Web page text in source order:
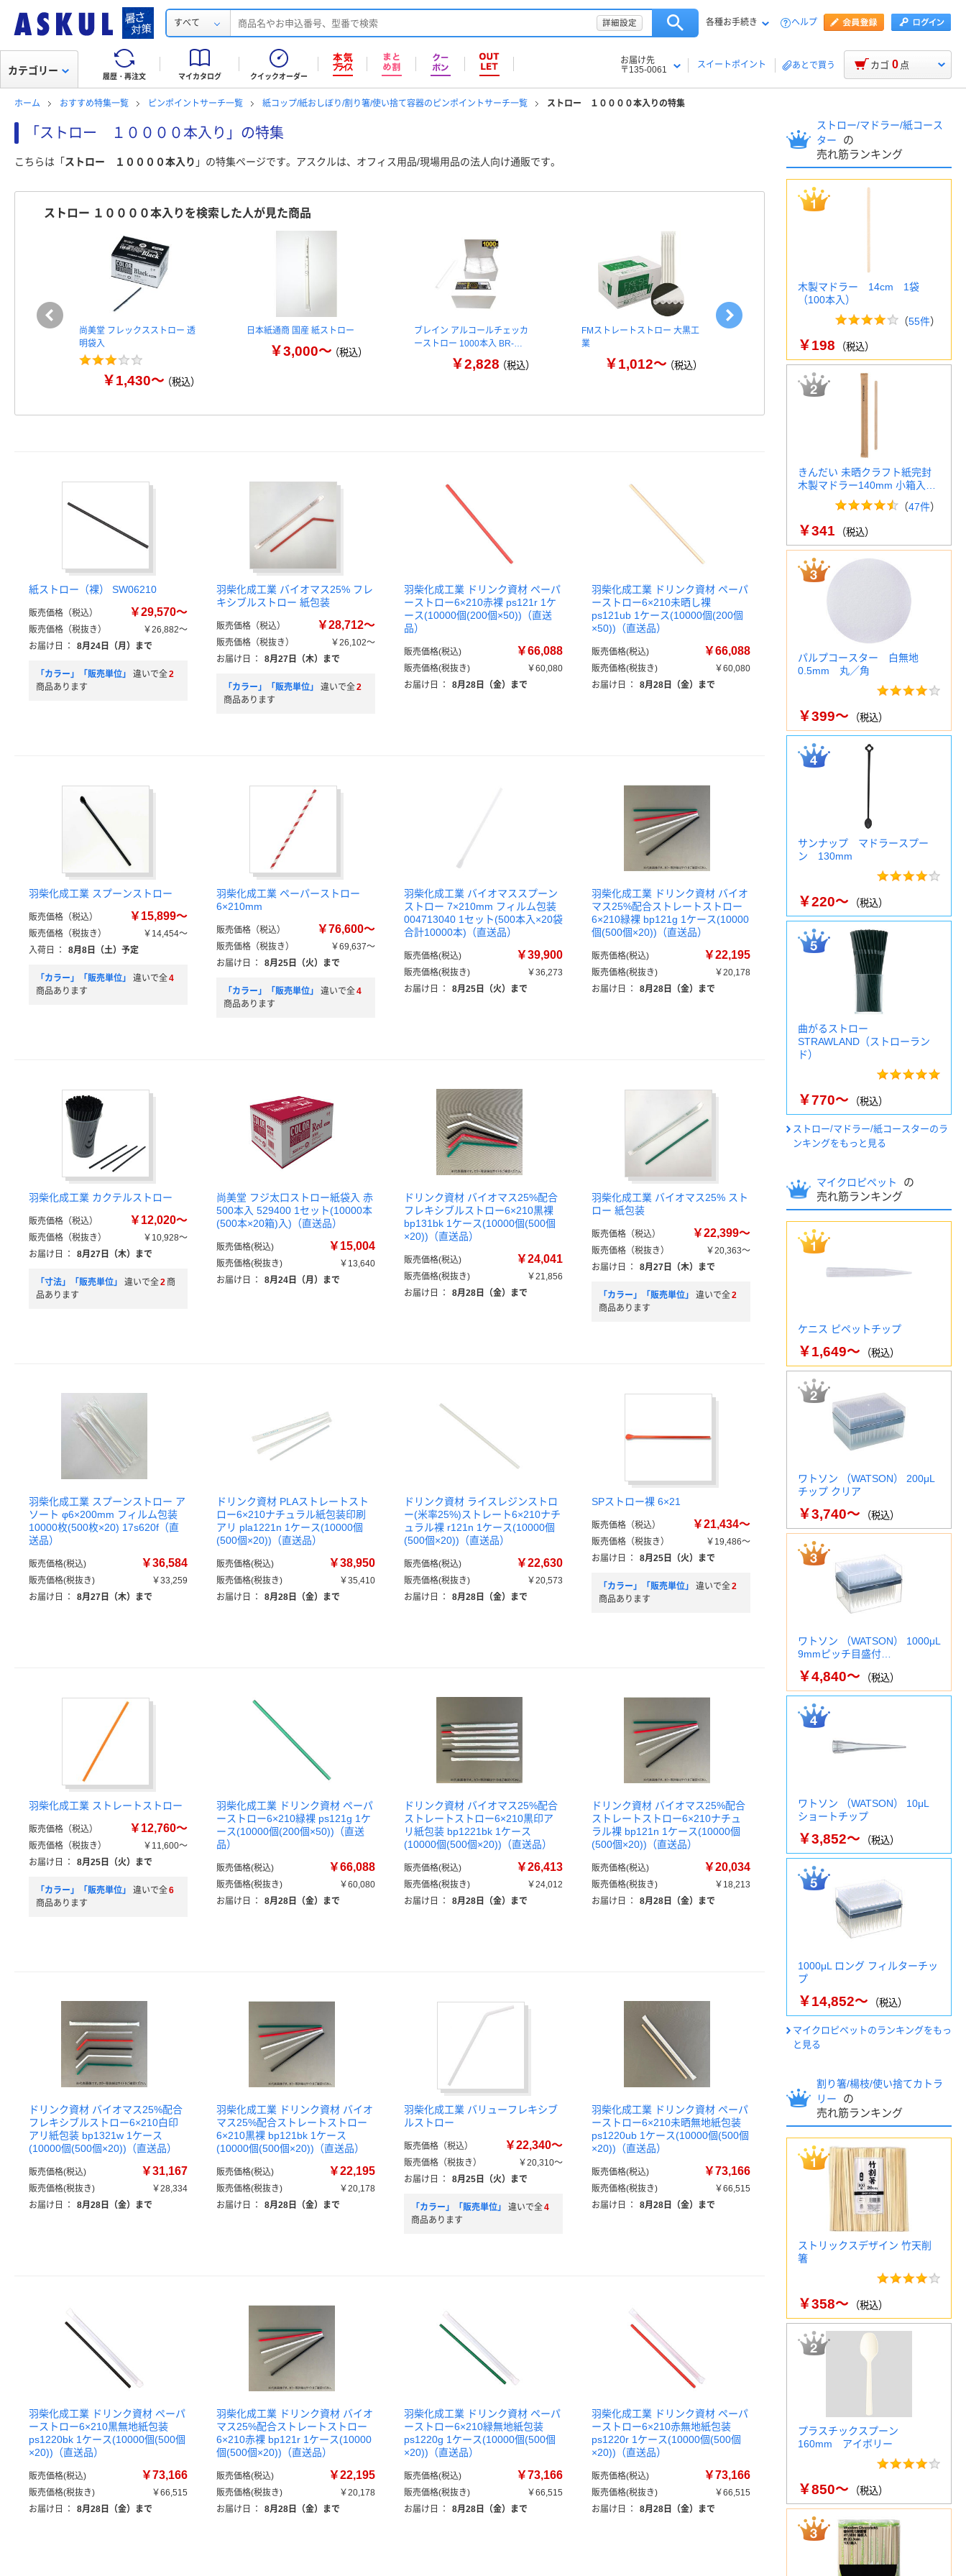
すべて 詳細設定 各種お手続き ヘルプ
履歴・再注文 マイカタログ クイックオーダー
お届け先
〒135-0061
スイートポイント あとで買う
カテゴリー カゴ 0 点
ホーム おすすめ特集一覧 ピンポイントサーチ一覧 紙コップ/紙おしぼり/割り箸/使い捨て容器のピンポイントサーチ一覧 ストロー １００００本入りの特集
「ストロー １００００本入り」の特集
こちらは「 ストロー １００００本入り 」の特集ページです。アスクルは、オフィス用品/現場用品の法人向け通販です。
ストロー １００００本入りを検索した人が見た商品
尚美堂 フレックスストロー 透
明袋入
￥1,430～（税込）
日本紙通商 国産 紙ストロー
￥3,000～（税込）
ブレイン アルコールチェッカ
ーストロー 1000本入 BR-…
￥2,828（税込）
FMストレートストロー 大黒工
業
￥1,012～（税込）
￥746～ （税込）
紙ストロー（裸） SW06210
販売価格（税込） ￥29,570～
販売価格（税抜き）
￥26,882～
お届け日
： 8月24日（月）まで
「カラー」「販売単位」 違いで全2
商品あります
羽柴化成工業 バイオマス25% フレ
キシブルストロー 紙包装
販売価格（税込） ￥28,712～
販売価格（税抜き）
￥26,102～
お届け日
： 8月27日（木）まで
「カラー」「販売単位」 違いで全2
商品あります
羽柴化成工業 ドリンク資材 ペーパ
ーストロー6×210赤裸 ps121r 1ケ
ース(10000個(200個×50))（直送
品）
販売価格(税込) ￥66,088
販売価格(税抜き)
￥60,080
お届け日
： 8月28日（金）まで
羽柴化成工業 ドリンク資材 ペーパ
ーストロー6×210未晒し裸
ps121ub 1ケース(10000個(200個
×50))（直送品）
販売価格(税込) ￥66,088
販売価格(税抜き)
￥60,080
お届け日
： 8月28日（金）まで
羽柴化成工業 スプーンストロー
販売価格（税込） ￥15,899～
販売価格（税抜き）
￥14,454～
入荷日
： 8月8日（土）予定
「カラー」「販売単位」 違いで全4
商品あります
羽柴化成工業 ペーパーストロー
6×210mm
販売価格（税込） ￥76,600～
販売価格（税抜き）
￥69,637～
お届け日
： 8月25日（火）まで
「カラー」「販売単位」 違いで全4
商品あります
羽柴化成工業 バイオマススプーン
ストロー 7×210mm フィルム包装
004713040 1セット(500本入×20袋
合計10000本)（直送品）
販売価格(税込) ￥39,900
販売価格(税抜き)
￥36,273
お届け日
： 8月25日（火）まで
羽柴化成工業 ドリンク資材 バイオ
マス25%配合ストレートストロー
6×210緑裸 bp121g 1ケース(10000
個(500個×20))（直送品）
販売価格(税込) ￥22,195
販売価格(税抜き)
￥20,178
お届け日
： 8月28日（金）まで
羽柴化成工業 カクテルストロー
販売価格（税込） ￥12,020～
販売価格（税抜き）
￥10,928～
お届け日
： 8月27日（木）まで
「寸法」「販売単位」 違いで全2 商
品あります
尚美堂 フジ太口ストロー紙袋入 赤
500本入 529400 1セット(10000本
(500本×20箱)入)（直送品）
販売価格(税込) ￥15,004
販売価格(税抜き)
￥13,640
お届け日
： 8月24日（月）まで
ドリンク資材 バイオマス25%配合
フレキシブルストロー6×210黒裸
bp131bk 1ケース(10000個(500個
×20))（直送品）
販売価格(税込) ￥24,041
販売価格(税抜き)
￥21,856
お届け日
： 8月28日（金）まで
羽柴化成工業 バイオマス25% スト
ロー 紙包装
販売価格（税込） ￥22,399～
販売価格（税抜き）
￥20,363～
お届け日
： 8月27日（木）まで
「カラー」「販売単位」 違いで全2
商品あります
羽柴化成工業 スプーンストロー ア
ソート φ6×200mm フィルム包装
10000枚(500枚×20) 17s620f（直
送品）
販売価格(税込) ￥36,584
販売価格(税抜き)
￥33,259
お届け日
： 8月27日（木）まで
ドリンク資材 PLAストレートスト
ロー6×210ナチュラル紙包装印刷
アリ pla1221n 1ケース(10000個
(500個×20))（直送品）
販売価格(税込) ￥38,950
販売価格(税抜き)
￥35,410
お届け日
： 8月28日（金）まで
ドリンク資材 ライスレジンストロ
ー(米率25%)ストレート6×210ナチ
ュラル裸 r121n 1ケース(10000個
(500個×20))（直送品）
販売価格(税込) ￥22,630
販売価格(税抜き)
￥20,573
お届け日
： 8月28日（金）まで
SPストロー裸 6×21
販売価格（税込） ￥21,434～
販売価格（税抜き）
￥19,486～
お届け日
： 8月25日（火）まで
「カラー」「販売単位」 違いで全2
商品あります
羽柴化成工業 ストレートストロー
販売価格（税込） ￥12,760～
販売価格（税抜き）
￥11,600～
お届け日
： 8月25日（火）まで
「カラー」「販売単位」 違いで全6
商品あります
羽柴化成工業 ドリンク資材 ペーパ
ーストロー6×210緑裸 ps121g 1ケ
ース(10000個(200個×50))（直送
品）
販売価格(税込) ￥66,088
販売価格(税抜き)
￥60,080
お届け日
： 8月28日（金）まで
ドリンク資材 バイオマス25%配合
ストレートストロー6×210黒印ア
リ紙包装 bp1221bk 1ケース
(10000個(500個×20))（直送品）
販売価格(税込) ￥26,413
販売価格(税抜き)
￥24,012
お届け日
： 8月28日（金）まで
ドリンク資材 バイオマス25%配合
ストレートストロー6×210ナチュ
ラル裸 bp121n 1ケース(10000個
(500個×20))（直送品）
販売価格(税込) ￥20,034
販売価格(税抜き)
￥18,213
お届け日
： 8月28日（金）まで
ドリンク資材 バイオマス25%配合
フレキシブルストロー6×210白印
アリ紙包装 bp1321w 1ケース
(10000個(500個×20))（直送品）
販売価格(税込) ￥31,167
販売価格(税抜き)
￥28,334
お届け日
： 8月28日（金）まで
羽柴化成工業 ドリンク資材 バイオ
マス25%配合ストレートストロー
6×210黒裸 bp121bk 1ケース
(10000個(500個×20))（直送品）
販売価格(税込) ￥22,195
販売価格(税抜き)
￥20,178
お届け日
： 8月28日（金）まで
羽柴化成工業 バリューフレキシブ
ルストロー
販売価格（税込） ￥22,340～
販売価格（税抜き）
￥20,310～
お届け日
： 8月25日（火）まで
「カラー」「販売単位」 違いで全4
商品あります
羽柴化成工業 ドリンク資材 ペーパ
ーストロー6×210未晒無地紙包装
ps1220ub 1ケース(10000個(500個
×20))（直送品）
販売価格(税込) ￥73,166
販売価格(税抜き)
￥66,515
お届け日
： 8月28日（金）まで
羽柴化成工業 ドリンク資材 ペーパ
ーストロー6×210黒無地紙包装
ps1220bk 1ケース(10000個(500個
×20))（直送品）
販売価格(税込) ￥73,166
販売価格(税抜き)
￥66,515
お届け日
： 8月28日（金）まで
羽柴化成工業 ドリンク資材 バイオ
マス25%配合ストレートストロー
6×210赤裸 bp121r 1ケース(10000
個(500個×20))（直送品）
販売価格(税込) ￥22,195
販売価格(税抜き)
￥20,178
お届け日
： 8月28日（金）まで
羽柴化成工業 ドリンク資材 ペーパ
ーストロー6×210緑無地紙包装
ps1220g 1ケース(10000個(500個
×20))（直送品）
販売価格(税込) ￥73,166
販売価格(税抜き)
￥66,515
お届け日
： 8月28日（金）まで
羽柴化成工業 ドリンク資材 ペーパ
ーストロー6×210赤無地紙包装
ps1220r 1ケース(10000個(500個
×20))（直送品）
販売価格(税込) ￥73,166
販売価格(税抜き)
￥66,515
お届け日
： 8月28日（金）まで
ストロー/マドラー/紙コース
ター
の
売れ筋ランキング
木製マドラー 14cm 1袋
（100本入）
（55件）
￥198 （税込）
きんだい 未晒クラフト紙完封
木製マドラー140mm 小箱入…
（47件）
￥341 （税込）
パルプコースター 白無地
0.5mm 丸／角
￥399～ （税込）
サンナップ マドラースプー
ン 130mm
￥220～ （税込）
曲がるストロー
STRAWLAND（ストローラン
ド）
￥770～ （税込）
ストロー/マドラー/紙コースターのラ
ンキングをもっと見る
マイクロピペット
の
売れ筋ランキング
ケニス ピペットチップ
￥1,649～ （税込）
ワトソン （WATSON） 200μL
チップ クリア
￥3,740～ （税込）
ワトソン （WATSON） 1000μL
9mmピッチ目盛付…
￥4,840～ （税込）
ワトソン （WATSON） 10μL
ショートチップ
￥3,852～ （税込）
1000μL ロング フィルターチッ
プ
￥14,852～ （税込）
マイクロピペットのランキングをもっ
と見る
割り箸/楊枝/使い捨てカトラ
リー
の
売れ筋ランキング
ストリックスデザイン 竹天削
箸
￥358～ （税込）
プラスチックスプーン
160mm アイボリー
￥850～ （税込）